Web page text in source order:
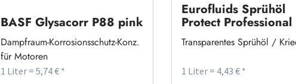
BASF Glysacorr P88 pink
Dampfraum-Korrosionsschutz-Konz.
für Motoren
1 Liter = 5,74 € *
Eurofluids Sprühöl
Protect Professional
Transparentes Sprühöl /
1 Liter = 4,43 € *